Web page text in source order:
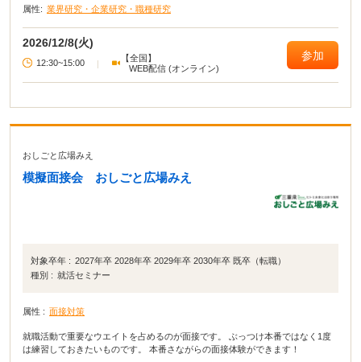
属性: 業界研究・企業研究・職種研究
2026/12/8(火)
12:30~15:00 |
【全国】
WEB配信 (オンライン)
参加
おしごと広場みえ
模擬面接会 おしごと広場みえ
対象卒年 : 2027年卒 2028年卒 2029年卒 2030年卒 既卒（転職）
種別 : 就活セミナー
属性 : 面接対策
就職活動で重要なウエイトを占めるのが面接です。 ぶっつけ本番ではなく1度
は練習しておきたいものです。 本番さながらの面接体験ができます！